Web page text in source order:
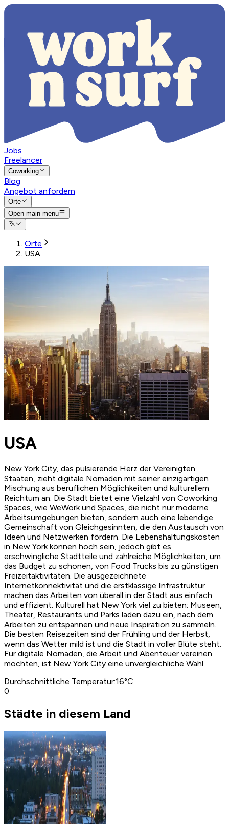
Jobs
Freelancer
Coworking
Blog
Angebot anfordern
Orte
Open main menu
Orte
USA
USA
New York City, das pulsierende Herz der Vereinigten
Staaten, zieht digitale Nomaden mit seiner einzigartigen
Mischung aus beruflichen Möglichkeiten und kulturellem
Reichtum an. Die Stadt bietet eine Vielzahl von Coworking
Spaces, wie WeWork und Spaces, die nicht nur moderne
Arbeitsumgebungen bieten, sondern auch eine lebendige
Gemeinschaft von Gleichgesinnten, die den Austausch von
Ideen und Netzwerken fördern. Die Lebenshaltungskosten
in New York können hoch sein, jedoch gibt es
erschwingliche Stadtteile und zahlreiche Möglichkeiten, um
das Budget zu schonen, von Food Trucks bis zu günstigen
Freizeitaktivitäten. Die ausgezeichnete
Internetkonnektivität und die erstklassige Infrastruktur
machen das Arbeiten von überall in der Stadt aus einfach
und effizient. Kulturell hat New York viel zu bieten: Museen,
Theater, Restaurants und Parks laden dazu ein, nach dem
Arbeiten zu entspannen und neue Inspiration zu sammeln.
Die besten Reisezeiten sind der Frühling und der Herbst,
wenn das Wetter mild ist und die Stadt in voller Blüte steht.
Für digitale Nomaden, die Arbeit und Abenteuer vereinen
möchten, ist New York City eine unvergleichliche Wahl.
Durchschnittliche Temperatur:16°C
0
Städte in diesem Land